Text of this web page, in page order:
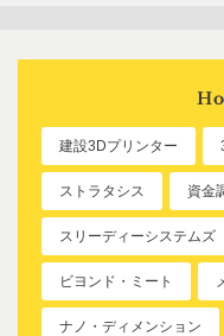
建設3Dプリンター
ストラタシス 資金
スリーディーシステムズ
ビヨンド・ミート
ナノ・ディメンション